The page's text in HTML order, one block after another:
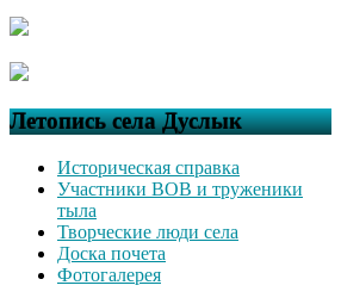
Летопись села Дуслык
Историческая справка
Участники ВОВ и труженики
тыла
Творческие люди села
Доска почета
Фотогалерея